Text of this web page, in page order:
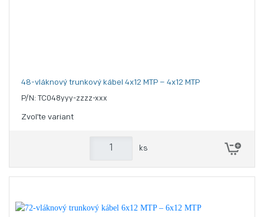
48-vláknový trunkový kábel 4x12 MTP – 4x12 MTP
P/N: TC048yyy-zzzz-xxx
Zvoľte variant
ks